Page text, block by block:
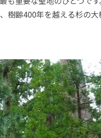
樹齢400年を越える杉の